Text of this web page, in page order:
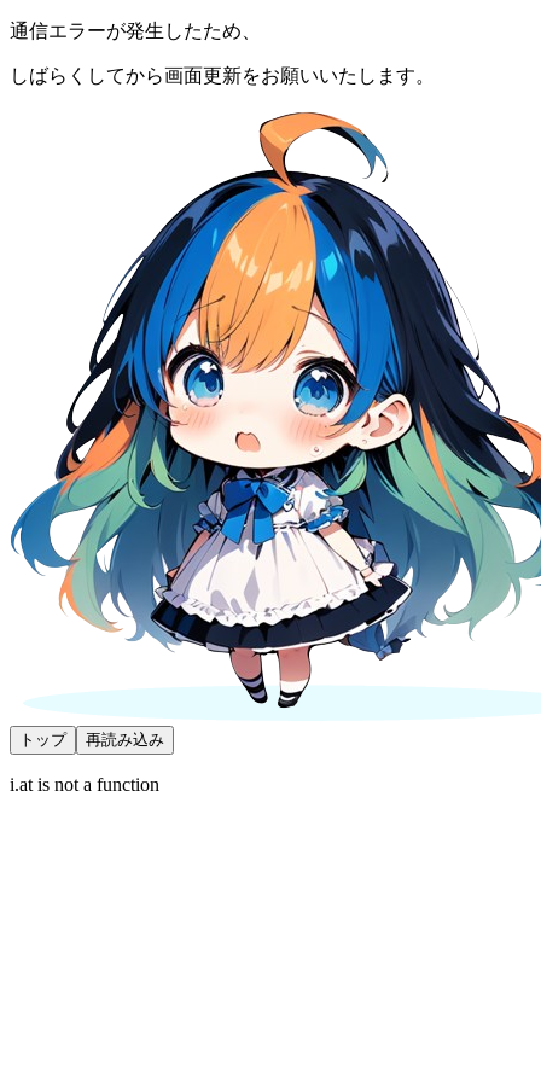
通信エラーが発生したため、
しばらくしてから画面更新をお願いいたします。
トップ 再読み込み
i.at is not a function